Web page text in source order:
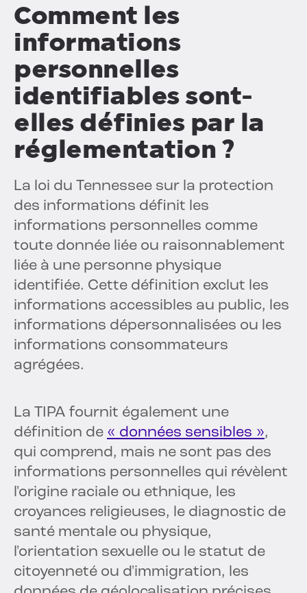
Comment les
informations
personnelles
identifiables sont-
elles définies par la
réglementation ?
La loi du Tennessee sur la protection
des informations définit les
informations personnelles comme
toute donnée liée ou raisonnablement
liée à une personne physique
identifiée. Cette définition exclut les
informations accessibles au public, les
informations dépersonnalisées ou les
informations consommateurs
agrégées.
La TIPA fournit également une
définition de « données sensibles »,
qui comprend, mais ne sont pas des
informations personnelles qui révèlent
l'origine raciale ou ethnique, les
croyances religieuses, le diagnostic de
santé mentale ou physique,
l'orientation sexuelle ou le statut de
citoyenneté ou d'immigration, les